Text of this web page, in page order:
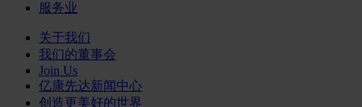
服务业
关于我们
我们的董事会
Join Us
亿康先达新闻中心
创造更美好的世界